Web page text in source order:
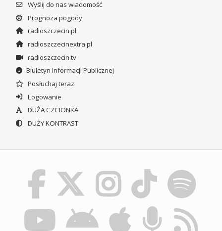
Wyślij do nas wiadomość
Prognoza pogody
radioszczecin.pl
radioszczecinextra.pl
radioszczecin.tv
Biuletyn Informacji Publicznej
Posłuchaj teraz
Logowanie
DUŻA CZCIONKA
DUŻY KONTRAST